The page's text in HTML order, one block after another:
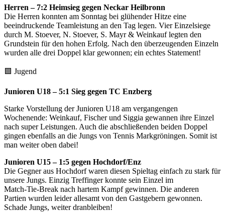
Herren – 7:2 Heimsieg gegen Neckar Heilbronn
Die Herren konnten am Sonntag bei glühender Hitze eine
beeindruckende Teamleistung an den Tag legen. Vier Einzelsiege
durch M. Stoever, N. Stoever, S. Mayr & Weinkauf legten den
Grundstein für den hohen Erfolg. Nach den überzeugenden Einzeln
wurden alle drei Doppel klar gewonnen; ein echtes Statement!
🟩 Jugend
Junioren U18 – 5:1 Sieg gegen TC Enzberg
Starke Vorstellung der Junioren U18 am vergangengen
Wochenende: Weinkauf, Fischer und Siggia gewannen ihre Einzel
nach super Leistungen. Auch die abschließenden beiden Doppel
gingen ebenfalls an die Jungs von Tennis Markgröningen. Somit ist
man weiter oben dabei!
Junioren U15 – 1:5 gegen Hochdorf/Enz
Die Gegner aus Hochdorf waren diesen Spieltag einfach zu stark für
unsere Jungs. Einzig Treffinger konnte sein Einzel im
Match‑Tie‑Break nach hartem Kampf gewinnen. Die anderen
Partien wurden leider allesamt von den Gastgebern gewonnen.
Schade Jungs, weiter dranbleiben!